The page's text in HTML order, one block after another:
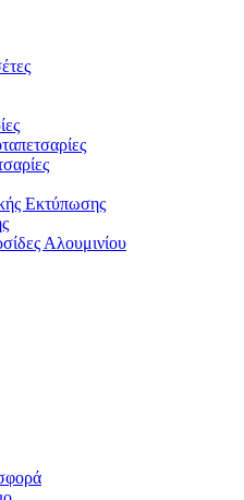
Εκτύπωσης
Αλουμινίου